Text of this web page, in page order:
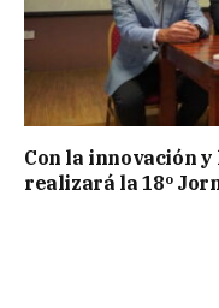
Con la innovación
realizará la 18º